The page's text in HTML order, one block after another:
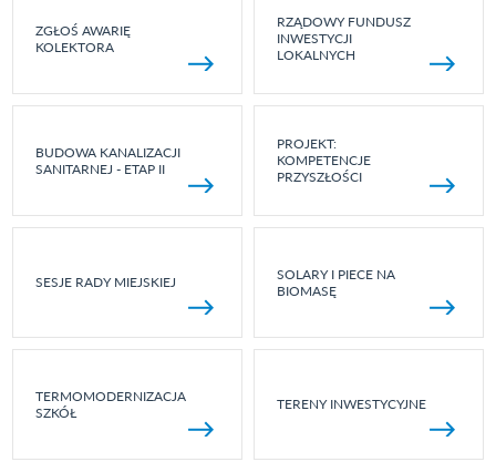
ZGŁOŚ AWARIĘ
KOLEKTORA
RZĄDOWY FUNDUSZ
INWESTYCJI
LOKALNYCH
BUDOWA KANALIZACJI
SANITARNEJ - ETAP II
PROJEKT:
KOMPETENCJE
PRZYSZŁOŚCI
SESJE RADY MIEJSKIEJ
SOLARY I PIECE NA
BIOMASĘ
TERMOMODERNIZACJA
SZKÓŁ
TERENY INWESTYCYJNE